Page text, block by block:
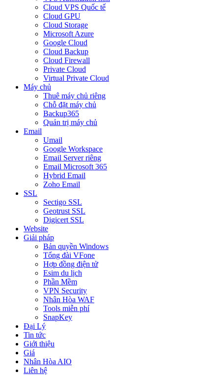
Cloud VPS Quốc tế
Cloud GPU
Cloud Storage
Microsoft Azure
Google Cloud
Cloud Backup
Cloud Firewall
Private Cloud
Virtual Private Cloud
Máy chủ
Thuê máy chủ riêng
Chỗ đặt máy chủ
Backup365
Quản trị máy chủ
Email
Umail
Google Workspace
Email Server riêng
Email Microsoft 365
Hybrid Email
Zoho Email
SSL
Sectigo SSL
Geotrust SSL
Digicert SSL
Website
Giải pháp
Bản quyền Windows
Tổng đài VFone
Hợp đồng điện tử
Esim du lịch
Phần Mềm
VPN Security
Nhân Hòa WAF
Tools miễn phí
SnapKey
Đại Lý
Tin tức
Giới thiệu
Giá
Nhân Hòa AIO
Liên hệ